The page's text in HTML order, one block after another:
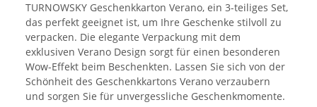
TURNOWSKY Geschenkkarton Verano, ein 3-teiliges Set,
das perfekt geeignet ist, um Ihre Geschenke stilvoll zu
verpacken. Die elegante Verpackung mit dem
exklusiven Verano Design sorgt für einen besonderen
Wow-Effekt beim Beschenkten. Lassen Sie sich von der
Schönheit des Geschenkkartons Verano verzaubern
und sorgen Sie für unvergessliche Geschenkmomente.